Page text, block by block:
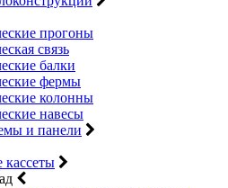
прогоны
связь
балки
фермы
колонны
навесы
и панели